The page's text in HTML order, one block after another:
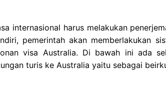
internasional harus melakukan
pemerintah akan memberlakukan
visa Australia. Di bawah ini ada
turis ke Australia yaitu sebagai